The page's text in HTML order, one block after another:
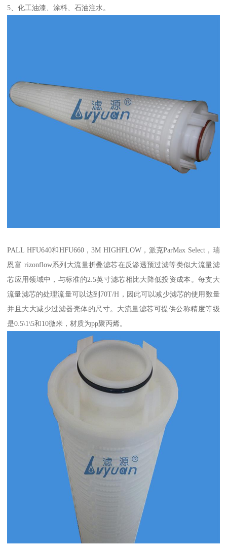
5、化工油漆、涂料、石油注水。
PALL HFU640和HFU660，3M HIGHFLOW，派克ParMax Select，瑞
恩富 rizonflow系列大流量折叠滤芯在反渗透预过滤等类似大流量滤
芯应用领域中，与标准的2.5英寸滤芯相比大降低投资成本。每支大
流量滤芯的处理流量可以达到70T/H，因此可以减少滤芯的使用数量
并且大大减少过滤器壳体的尺寸。大流量滤芯可提供公称精度等级
是0.5\1\5和10微米，材质为pp聚丙烯。